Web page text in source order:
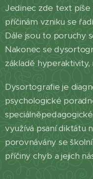
Jedinec zde text píše
příčinám vzniku se
Dále jsou to poruchy
Nakonec se
základě
Dysortografie je
psychologické
využívá psaní diktátu
porovnávány se
příčiny chyb a jejich